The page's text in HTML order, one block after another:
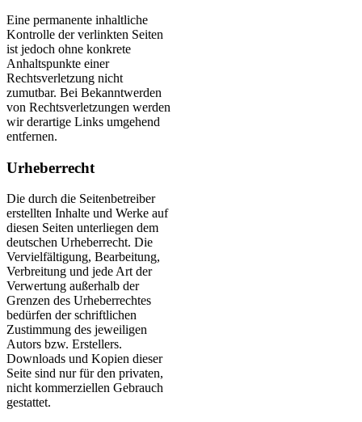
Eine permanente inhaltliche
Kontrolle der verlinkten Seiten
ist jedoch ohne konkrete
Anhaltspunkte einer
Rechtsverletzung nicht
zumutbar. Bei Bekanntwerden
von Rechtsverletzungen werden
wir derartige Links umgehend
entfernen.
Urheberrecht
Die durch die Seitenbetreiber
erstellten Inhalte und Werke auf
diesen Seiten unterliegen dem
deutschen Urheberrecht. Die
Vervielfältigung, Bearbeitung,
Verbreitung und jede Art der
Verwertung außerhalb der
Grenzen des Urheberrechtes
bedürfen der schriftlichen
Zustimmung des jeweiligen
Autors bzw. Erstellers.
Downloads und Kopien dieser
Seite sind nur für den privaten,
nicht kommerziellen Gebrauch
gestattet.